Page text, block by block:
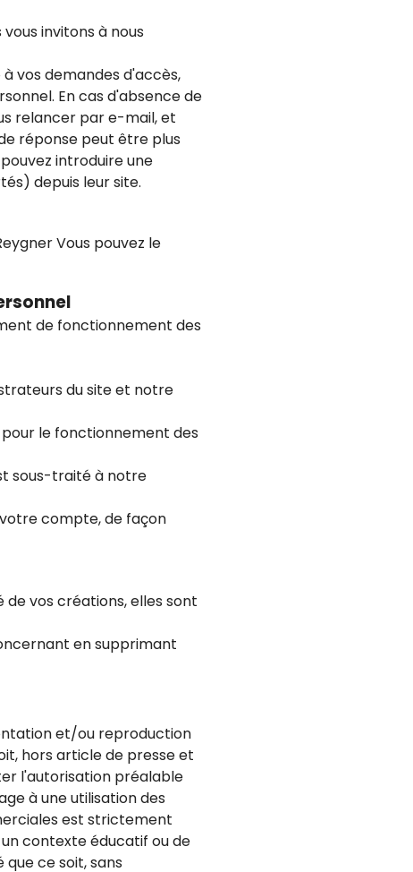
invitons à nous
vos demandes d'accès,
En cas d'absence de
relancer par e-mail, et
réponse peut être plus
introduire une
depuis leur site.
Vous pouvez le
de fonctionnement des
du site et notre
le fonctionnement des
sous-traité à notre
compte, de façon
vos créations, elles sont
en supprimant
et/ou reproduction
hors article de presse et
l'autorisation préalable
à une utilisation des
est strictement
contexte éducatif ou de
ce soit, sans